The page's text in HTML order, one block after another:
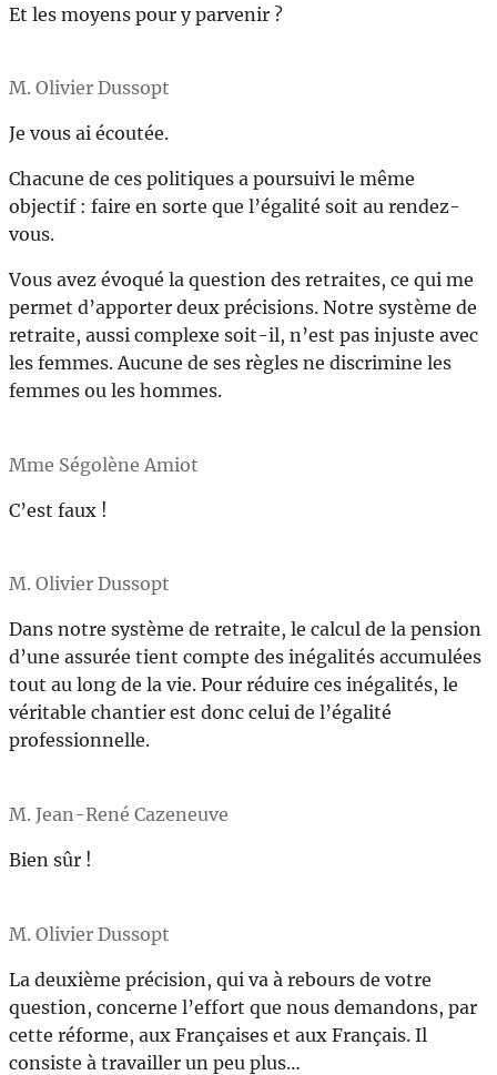
Et les moyens pour y parvenir ?
M. Olivier Dussopt
Je vous ai écoutée.
Chacune de ces politiques a poursuivi le même
objectif : faire en sorte que l’égalité soit au rendez-
vous.
Vous avez évoqué la question des retraites, ce qui me
permet d’apporter deux précisions. Notre système de
retraite, aussi complexe soit-il, n’est pas injuste avec
les femmes. Aucune de ses règles ne discrimine les
femmes ou les hommes.
Mme Ségolène Amiot
C’est faux !
M. Olivier Dussopt
Dans notre système de retraite, le calcul de la pension
d’une assurée tient compte des inégalités accumulées
tout au long de la vie. Pour réduire ces inégalités, le
véritable chantier est donc celui de l’égalité
professionnelle.
M. Jean-René Cazeneuve
Bien sûr !
M. Olivier Dussopt
La deuxième précision, qui va à rebours de votre
question, concerne l’effort que nous demandons, par
cette réforme, aux Françaises et aux Français. Il
consiste à travailler un peu plus…